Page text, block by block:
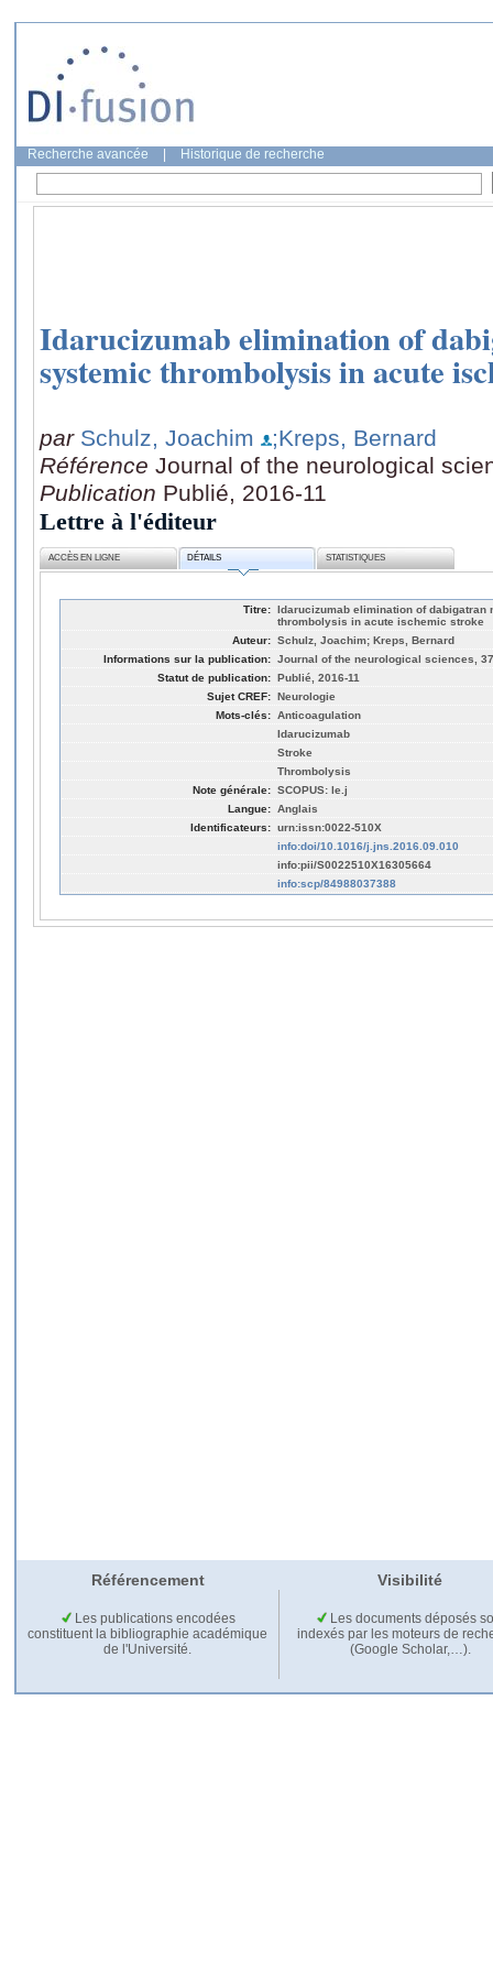
Recherche avancée Historique de recherche
Idarucizumab elimination of
systemic thrombolysis in acute
par Schulz, Joachim
;Kreps, Bernard
Référence Journal of the neurological
Publication Publié, 2016-11
Lettre à l'éditeur
ACCÈS EN LIGNE DÉTAILS STATISTIQUES
Titre: Idarucizumab elimination of dabigatran
thrombolysis in acute ischemic stroke
Auteur: Schulz, Joachim; Kreps, Bernard
Informations sur la publication: Journal of the neurological sciences,
Statut de publication: Publié, 2016-11
Sujet CREF: Neurologie
Mots-clés: Anticoagulation
Idarucizumab
Stroke
Thrombolysis
Note générale: SCOPUS: le.j
Langue: Anglais
Identificateurs: urn:issn:0022-510X
info:doi/10.1016/j.jns.2016.09.010
info:pii/S0022510X16305664
info:scp/84988037388
Référencement Visibilité
Les publications encodées
constituent la bibliographie académique
de l'Université.
Les documents déposés
indexés par les moteurs de
(Google Scholar,…).